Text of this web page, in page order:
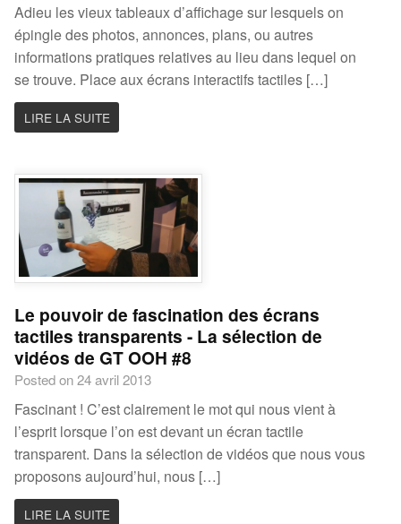
Adieu les vieux tableaux d’affichage sur lesquels on
épingle des photos, annonces, plans, ou autres
informations pratiques relatives au lieu dans lequel on
se trouve. Place aux écrans interactifs tactiles […]
LIRE LA SUITE
Le pouvoir de fascination des écrans
tactiles transparents - La sélection de
vidéos de GT OOH #8
Posted on 24 avril 2013
Fascinant ! C’est clairement le mot qui nous vient à
l’esprit lorsque l’on est devant un écran tactile
transparent. Dans la sélection de vidéos que nous vous
proposons aujourd’hui, nous […]
LIRE LA SUITE